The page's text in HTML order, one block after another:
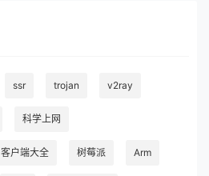
ssr trojan v2ray
科学上网
客户端大全 树莓派 Arm